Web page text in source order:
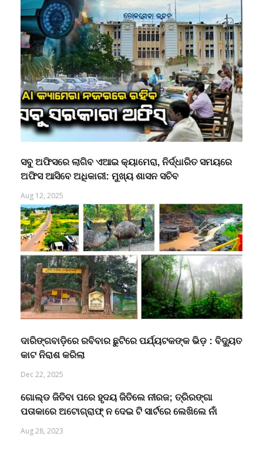
ସବୁ ଅଫିସରେ ଲାଗିବ ଏଆଇ କ୍ୟାମେରା, ନିର୍ଦ୍ଧାରିତ ସମୟରେ
ଅଫିସ ଆସିବେ ଅଧିକାରୀ: ମୁଖ୍ୟ ଶାସନ ସଚିବ
Aug 12, 2025
ଦାରିଙ୍ଗବାଡ଼ିରେ ରବିବାର ଛୁଟିରେ ପର୍ଯ୍ୟଟକଙ୍କ ଭିଡ଼ : ବିଦ୍ୟୁତ
କାଟ ନିରାଶ କରିଲା
Dec 22, 2025
ଗୋଲ୍ଡ ଜିତିବା ପରେ ହୃଦୟ ଜିତିଲେ ନୀରଜ; ତ୍ରିରଙ୍ଗା
ପତାକାରେ ଅଟୋଗ୍ରାଫ୍ ନ ଦେଇ ଟି ସାର୍ଟରେ ଲେଖିଲେ ନାଁ
Aug 28, 2023